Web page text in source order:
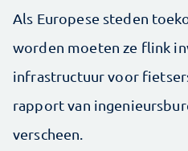
Als Europese steden
worden moeten ze flink
infrastructuur voor
rapport van
verscheen.